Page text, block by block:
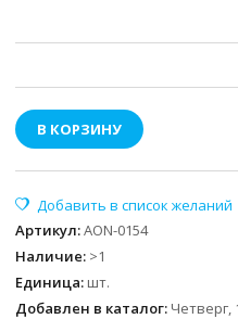
В КОРЗИНУ
Артикул:AON-0154
Наличие: >1
Единица: шт.
Добавлен в каталог: Четверг,